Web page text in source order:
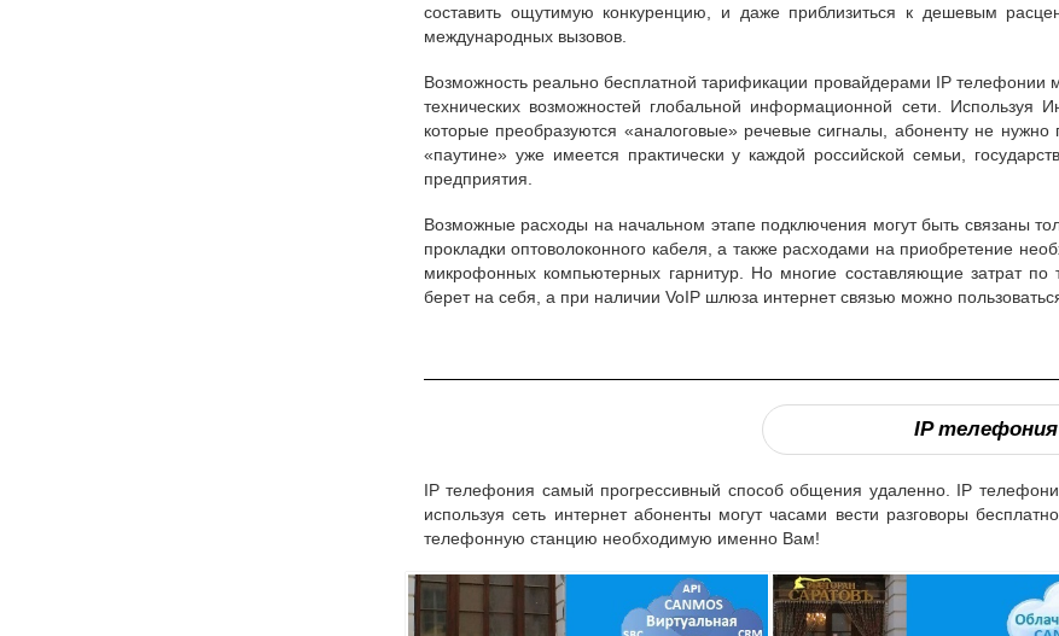
составить ощутимую конкуренцию, и даже приблизиться к дешевым
международных вызовов.
Возможность реально бесплатной тарификации провайдерами IP телефонии
технических возможностей глобальной информационной сети.
которые преобразуются «аналоговые» речевые сигналы, абоненту не
«паутине» уже имеется практически у каждой российской семьи,
предприятия.
Возможные расходы на начальном этапе подключения могут быть связаны
прокладки оптоволоконного кабеля, а также расходами на приобретение
микрофонных компьютерных гарнитур. Но многие составляющие затрат
берет на себя, а при наличии VoIP шлюза интернет связью можно
IP
IP телефония самый прогрессивный способ общения удаленно. IP
используя сеть интернет абоненты могут часами вести разговоры
телефонную станцию необходимую именно Вам!